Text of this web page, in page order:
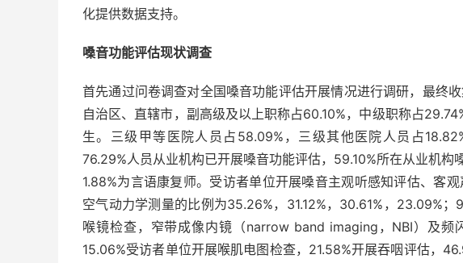
化提供数据支持。
嗓音功能评估现状调查
首先通过问卷调查对全国嗓音功能评估开展情况进行调研，最终
自治区、直辖市，副高级及以上职称占60.10%，中级职称占
生。三级甲等医院人员占58.09%，三级其他医院人员占
76.29%人员从业机构已开展嗓音功能评估，59.10%所在从业机构
1.88%为言语康复师。受访者单位开展嗓音主观听感知评估、客
空气动力学测量的比例为35.26%，31.12%，30.61%，23.09%；
喉镜检查，窄带成像内镜（narrow band imaging，NBI）及频
15.06%受访者单位开展喉肌电图检查，21.58%开展吞咽评估，